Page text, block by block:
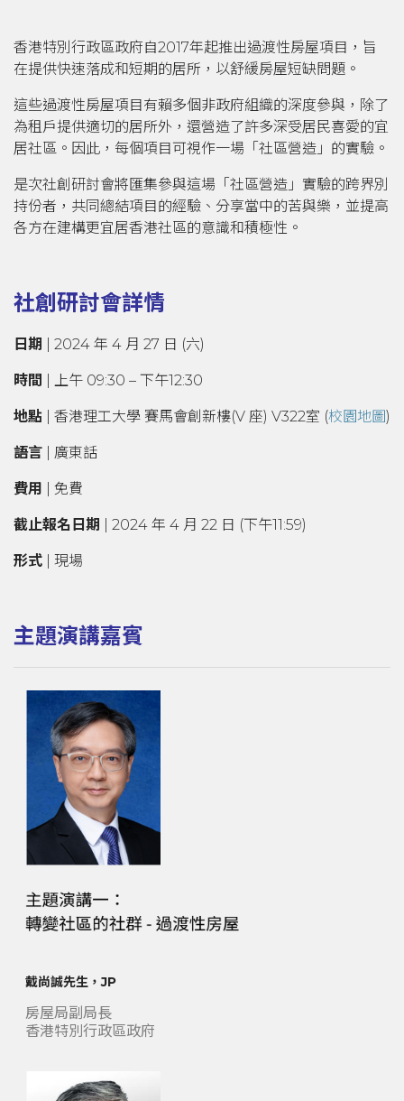
香港特別行政區政府自2017年起推出過渡性房屋項目，旨
在提供快速落成和短期的居所，以舒緩房屋短缺問題。
這些過渡性房屋項目有賴多個非政府組織的深度參與，除了
為租戶提供適切的居所外，還營造了許多深受居民喜愛的宜
居社區。因此，每個項目可視作一場「社區營造」的實驗。
是次社創研討會將匯集參與這場「社區營造」實驗的跨界別
持份者，共同總結項目的經驗、分享當中的苦與樂，並提高
各方在建構更宜居香港社區的意識和積極性。
社創研討會詳情
日期 | 2024 年 4 月 27 日 (六)
時間 | 上午 09:30 – 下午12:30
地點 | 香港理工大學 賽馬會創新樓(V 座) V322室 (校園地圖)
語言 | 廣東話
費用 | 免費
截止報名日期 | 2024 年 4 月 22 日 (下午11:59)
形式 | 現場
主題演講嘉賓
戴尚誠先生，JP
房屋局副局長
香港特別行政區政府